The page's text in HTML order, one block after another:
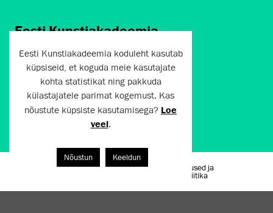
Eesti Kunstiakadeemia
Põhja puiestee 7
Tallinn 10412
artun@artun.ee
+372 6267301
Liitu uudiskirjaga!
Kasutustingimused ja
privaatsuspoliitika
Eesti Kunstiakadeemia koduleht kasutab
küpsiseid, et koguda meie kasutajate
kohta statistikat ning pakkuda
külastajatele parimat kogemust. Kas
nõustute küpsiste kasutamisega? Loe
veel.
Nõustun Keeldun